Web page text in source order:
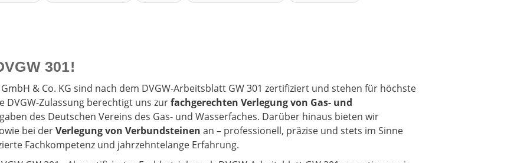
301!
& Co. KG sind nach dem DVGW-Arbeitsblatt GW 301 zertifiziert und stehen für höchste
DVGW-Zulassung berechtigt uns zurfachgerechten Verlegung von Gas- und
des Deutschen Vereins des Gas- und Wasserfaches. Darüber hinaus bieten wir
bei derVerlegung von Verbundsteinen an – professionell, präzise und stets im Sinne
Fachkompetenz und jahrzehntelange Erfahrung.